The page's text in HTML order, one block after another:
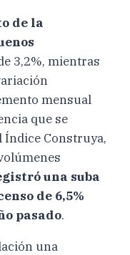
de la
3,2%, mientras
mensual
que se
Índice Construya,
una suba
de 6,5%
pasado.
una